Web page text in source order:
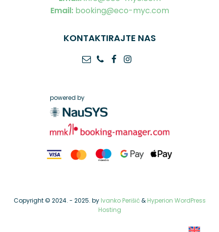
Email:booking@eco-myc.com
KONTAKTIRAJTE NAS
powered by
Copyright © 2024. - 2025. by Ivanko Perišić& Hyperion WordPress
Hosting